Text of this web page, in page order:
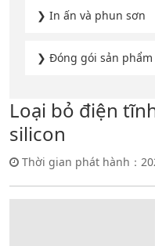
❯ In ấn và phun sơn
❯ Đóng gói sản phẩm
Loại bỏ điện
silicon
Thời gian phát hành：